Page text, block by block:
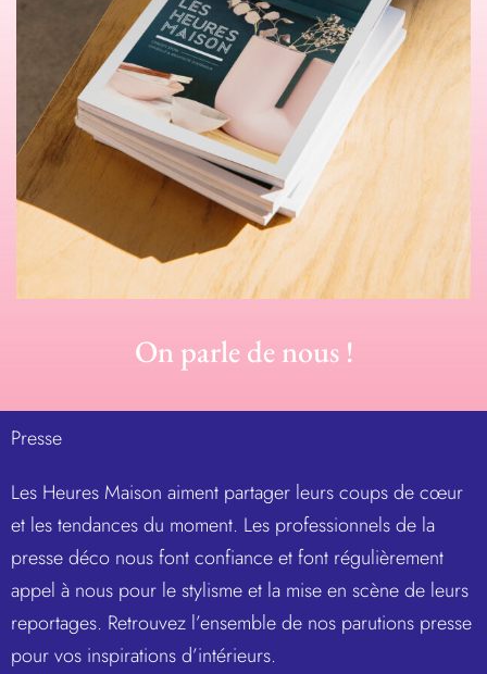
On parle de nous !
Presse
Les Heures Maison aiment partager leurs coups de cœur
et les tendances du moment. Les professionnels de la
presse déco nous font confiance et font régulièrement
appel à nous pour le stylisme et la mise en scène de leurs
reportages. Retrouvez l’ensemble de nos parutions presse
pour vos inspirations d’intérieurs.